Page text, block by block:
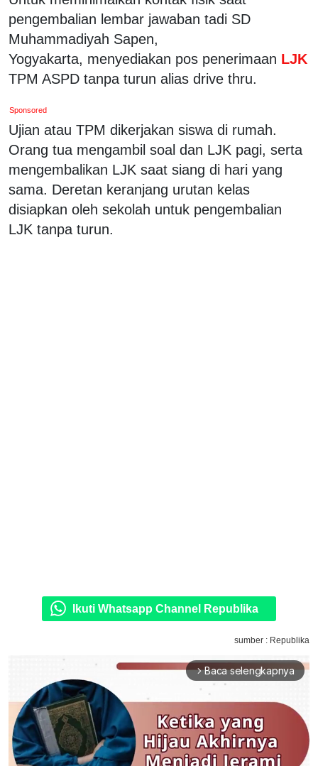
pengembalian lembar jawaban tadi SD
Muhammadiyah Sapen,
Yogyakarta, menyediakan pos penerimaan LJK
TPM ASPD tanpa turun alias drive thru.
Sponsored
Ujian atau TPM dikerjakan siswa di rumah.
Orang tua mengambil soal dan LJK pagi, serta
mengembalikan LJK saat siang di hari yang
sama. Deretan keranjang urutan kelas
disiapkan oleh sekolah untuk pengembalian
LJK tanpa turun.
Ikuti Whatsapp Channel Republika
sumber : Republika
arrow_forward_ios Baca selengkapnya